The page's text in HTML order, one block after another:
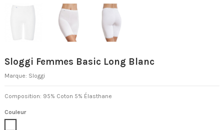
Sloggi Femmes Basic Long Blanc
Marque: Sloggi
Composition: 95% Coton 5% Élasthane
Couleur